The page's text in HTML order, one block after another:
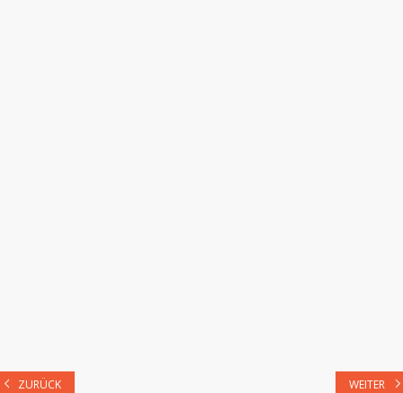
ZURÜCK WEITER